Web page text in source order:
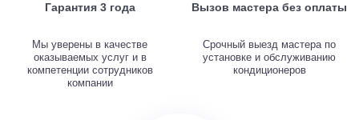
Гарантия 3 года
Мы уверены в качестве
оказываемых услуг и в
компетенции сотрудников
компании
Вызов мастера без оплаты
Срочный выезд мастера по
установке и обслуживанию
кондиционеров